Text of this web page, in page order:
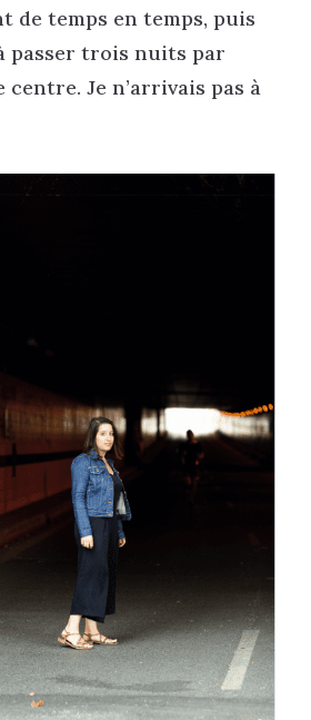
de temps en temps, puis
passer trois nuits par
centre. Je n’arrivais pas à